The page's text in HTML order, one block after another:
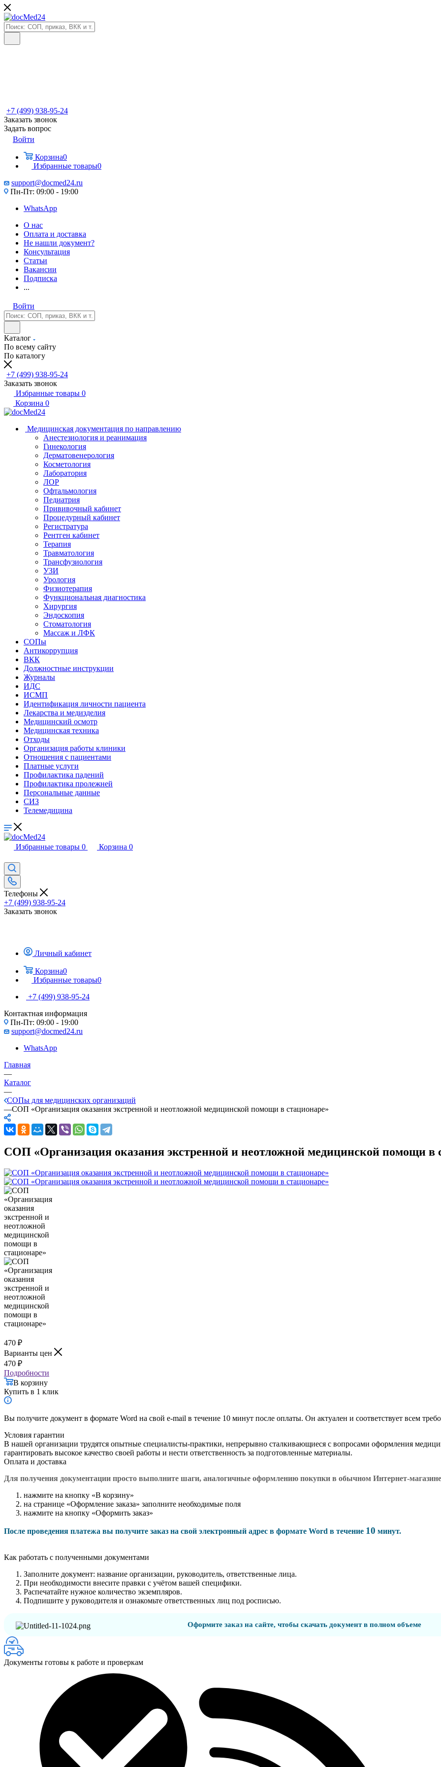
+7 (499) 938-95-24
Заказать звонок
Задать вопрос
Войти
Корзина0
Избранные товары0
support@docmed24.ru
Пн-Пт: 09:00 - 19:00
WhatsApp
О нас
Оплата и доставка
Не нашли документ?
Консультация
Статьи
Вакансии
Подписка
...
Войти
Каталог
По всему сайту
По каталогу
+7 (499) 938-95-24
Заказать звонок
Избранные товары 0
Корзина 0
Медицинская документация по направлению
Анестезиология и реанимация
Гинекология
Дерматовенерология
Косметология
Лаборатория
ЛОР
Офтальмология
Педиатрия
Прививочный кабинет
Процедурный кабинет
Регистратура
Рентген кабинет
Терапия
Травматология
Трансфузиология
УЗИ
Урология
Физиотерапия
Функциональная диагностика
Хирургия
Эндоскопия
Стоматология
Массаж и ЛФК
СОПы
Антикоррупция
ВКК
Должностные инструкции
Журналы
ИДС
ИСМП
Идентификация личности пациента
Лекарства и медизделия
Медицинский осмотр
Медицинская техника
Отходы
Организация работы клиники
Отношения с пациентами
Платные услуги
Профилактика падений
Профилактика пролежней
Персональные данные
СИЗ
Телемедицина
Избранные товары 0 Корзина 0
Телефоны
+7 (499) 938-95-24
Заказать звонок
Личный кабинет
Корзина0
Избранные товары0
+7 (499) 938-95-24
Контактная информация
Пн-Пт: 09:00 - 19:00
support@docmed24.ru
WhatsApp
Главная
—
Каталог
—
СОПы для медицинских организаций
—СОП «Организация оказания экстренной и неотложной медицинской помощи в стационаре»
СОП «Организация оказания экстренной и неотложной медицинской помощи в
470 ₽
Варианты цен
470 ₽
Подробности
В корзину
Купить в 1 клик
Вы получите документ в формате Word на свой e-mail в течение 10 минут после оплаты. Он актуален и соответствует всем
Условия гарантии
В нашей организации трудятся опытные специалисты-практики, непрерывно сталкивающиеся с вопросами оформления
гарантировать высокое качество своей работы и нести ответственность за подготовленные материалы.
Оплата и доставка
Для получения документации просто выполните шаги, аналогичные оформлению покупки в обычном Интернет-магазине
нажмите на кнопку «В корзину»
на странице «Оформление заказа» заполните необходимые поля
нажмите на кнопку «Оформить заказ»
После проведения платежа вы получите заказ на свой электронный адрес в формате Word в течение 10 минут.
Как работать с полученными документами
Заполните документ: название организации, руководитель, ответственные лица.
При необходимости внесите правки с учётом вашей специфики.
Распечатайте нужное количество экземпляров.
Подпишите у руководителя и ознакомьте ответственных лиц под росписью.
Оформите заказ на сайте, чтобы скачать документ в полном объеме
Документы готовы к работе и проверкам